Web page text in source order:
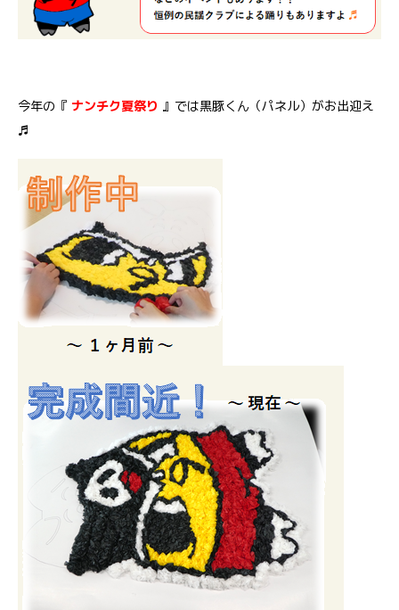
今年の『 ナンチク夏祭り 』では黒豚くん（パネル）がお出迎え
♬